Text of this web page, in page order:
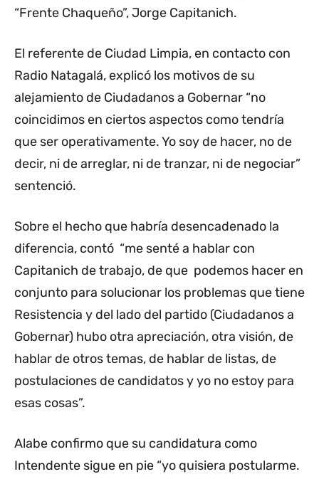
“Frente Chaqueño”, Jorge Capitanich.
El referente de Ciudad Limpia, en contacto con
Radio Natagalá, explicó los motivos de su
alejamiento de Ciudadanos a Gobernar “no
coincidimos en ciertos aspectos como tendría
que ser operativamente. Yo soy de hacer, no de
decir, ni de arreglar, ni de tranzar, ni de negociar”
sentenció.
Sobre el hecho que habría desencadenado la
diferencia, contó “me senté a hablar con
Capitanich de trabajo, de que podemos hacer en
conjunto para solucionar los problemas que tiene
Resistencia y del lado del partido (Ciudadanos a
Gobernar) hubo otra apreciación, otra visión, de
hablar de otros temas, de hablar de listas, de
postulaciones de candidatos y yo no estoy para
esas cosas”.
Alabe confirmo que su candidatura como
Intendente sigue en pie “yo quisiera postularme.